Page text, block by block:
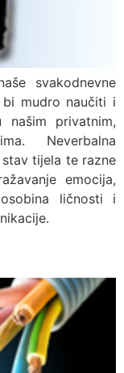
svakodnevne
mudro naučiti i
našim privatnim,
Neverbalna
tijela te razne
emocija,
ličnosti i